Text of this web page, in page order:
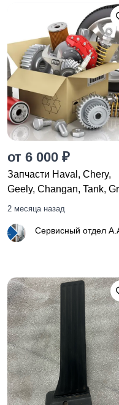
от 6 000 ₽
Запчасти Haval, Chery,
Geely, Changan, Tank,
Wall, FAW, JAC, Lifan,
и др
2 месяца назад
Сервисный отдел